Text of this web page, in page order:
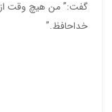
گفت:” من هیچ وقت از
خداحافظ.”